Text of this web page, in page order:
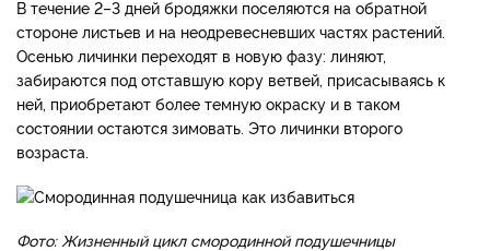
В течение 2–3 дней бродяжки поселяются на обратной
стороне листьев и на неодревесневших частях растений.
Осенью личинки переходят в новую фазу: линяют,
забираются под отставшую кору ветвей, присасываясь к
ней, приобретают более темную окраску и в таком
состоянии остаются зимовать. Это личинки второго
возраста.
Фото: Жизненный цикл смородинной подушечницы